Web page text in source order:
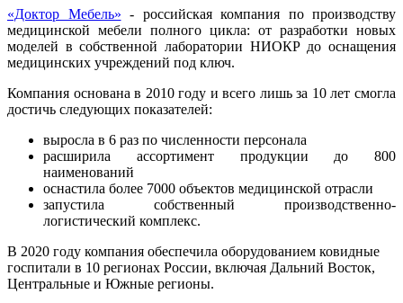
«Доктор Мебель» - российская компания по производству
медицинской мебели полного цикла: от разработки новых
моделей в собственной лаборатории НИОКР до оснащения
медицинских учреждений под ключ.
Компания основана в 2010 году и всего лишь за 10 лет смогла
достичь следующих показателей:
выросла в 6 раз по численности персонала
расширила ассортимент продукции до 800
наименований
оснастила более 7000 объектов медицинской отрасли
запустила собственный производственно-
логистический комплекс.
В 2020 году компания обеспечила оборудованием ковидные
госпитали в 10 регионах России, включая Дальний Восток,
Центральные и Южные регионы.